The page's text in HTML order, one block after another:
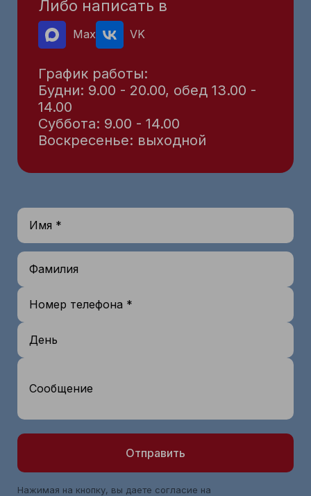
Либо написать в
Max VK
График работы:
Будни: 9.00 - 20.00, обед 13.00 -
14.00
Суббота: 9.00 - 14.00
Воскресенье: выходной
Имя *
Фамилия
Номер телефона *
День
Сообщение
Отправить
Нажимая на кнопку, вы даете согласие на